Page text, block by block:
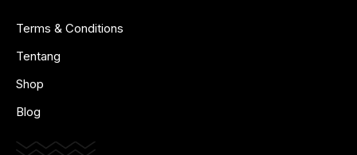
Terms & Conditions
Tentang
Shop
Blog